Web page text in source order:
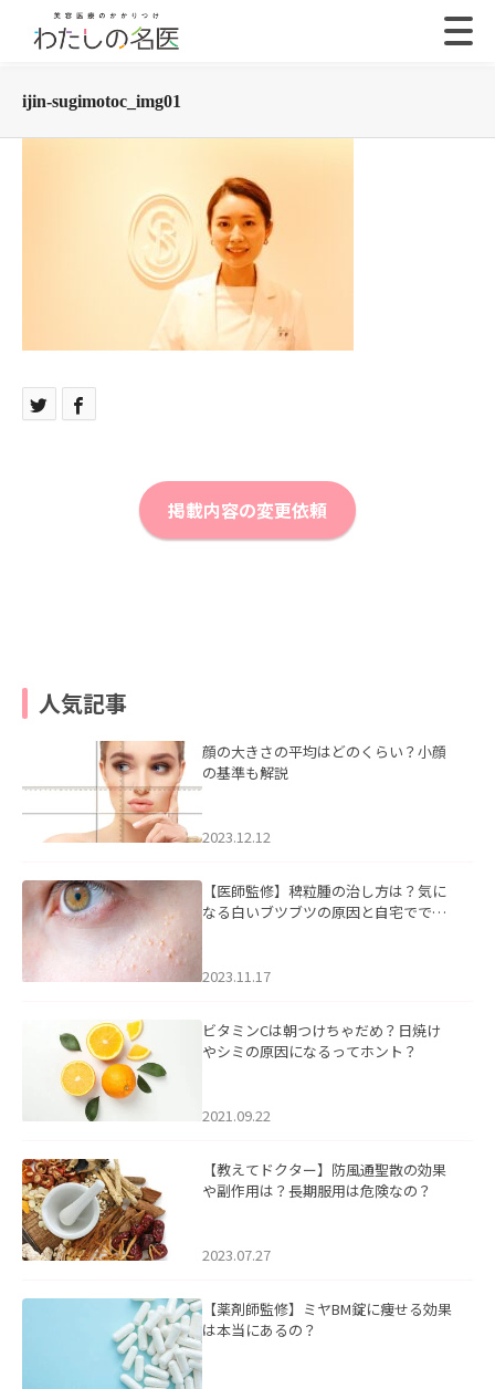
ijin-sugimotoc_img01
掲載内容の変更依頼
人気記事
顔の大きさの平均はどのくらい？小顔
の基準も解説
2023.12.12
【医師監修】稗粒腫の治し方は？気に
なる白いブツブツの原因と自宅ででき
2023.11.17
ビタミンCは朝つけちゃだめ？日焼け
やシミの原因になるってホント？
2021.09.22
【教えてドクター】防風通聖散の効果
や副作用は？長期服用は危険なの？
2023.07.27
【薬剤師監修】ミヤBM錠に痩せる効果
は本当にあるの？